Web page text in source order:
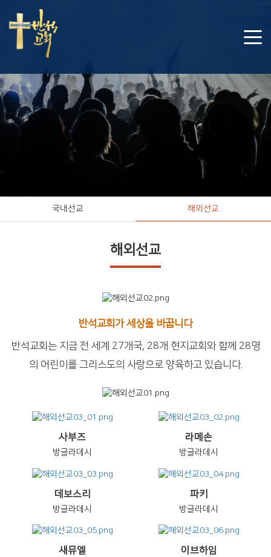
국내선교 해외선교
해외선교
반석교회가 세상을 바꿉니다
반석교회는 지금 전 세계 27개국, 28개 현지교회와 함께 28명
의 어린이를 그리스도의 사랑으로 양육하고 있습니다.
사부즈
방글라데시
라메손
방글라데시
데보스리
방글라데시
파키
방글라데시
새뮤엘 이브하임